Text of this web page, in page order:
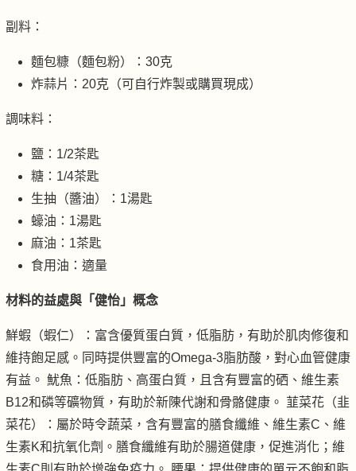
副料：
麵包糠（麵包粉）：30克
炸蒜片：20克（可自行炸製或購買現成）
調味料：
鹽：1/2茶匙
糖：1/4茶匙
生抽（醬油）：1湯匙
蠔油：1湯匙
麻油：1茶匙
食用油：適量
材料的益處與「健怡」概念
鮮蝦（蝦仁）：富含優質蛋白質，低脂肪，有助於肌肉修復和
維持飽足感。同時提供豐富的Omega-3脂肪酸，對心血管健康
有益。 魷魚：低脂肪、高蛋白質，且含有豐富的硒、維生素
B12和磷等礦物質，有助於新陳代謝和骨骼健康。 韮菜花（韭
菜花）：屬於時令蔬菜，含有豐富的膳食纖維、維生素C、維
生素K和抗氧化劑。膳食纖維有助於腸道健康，促進消化；維